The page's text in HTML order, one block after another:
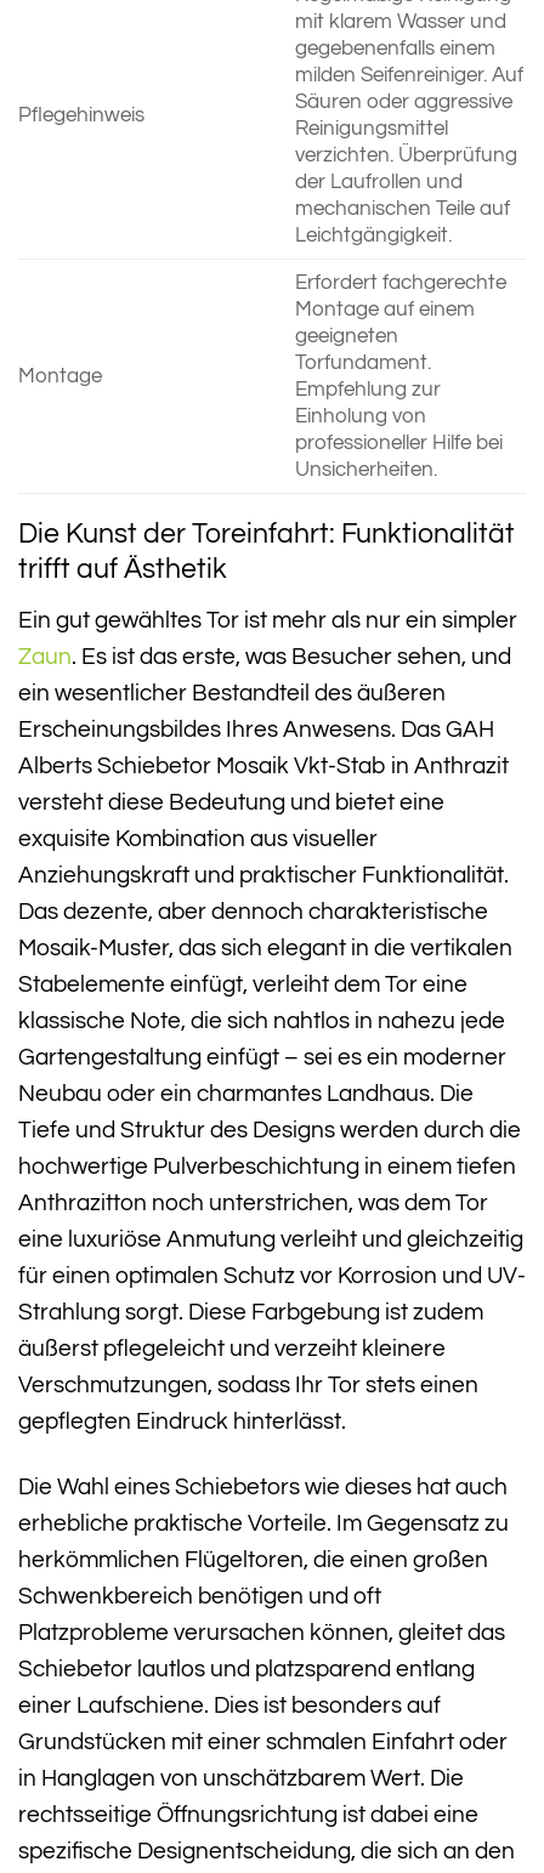
Pflegehinweis
mit klarem Wasser und
gegebenenfalls einem
milden Seifenreiniger. Auf
Säuren oder aggressive
Reinigungsmittel
verzichten. Überprüfung
der Laufrollen und
mechanischen Teile auf
Leichtgängigkeit.
Montage
Erfordert fachgerechte
Montage auf einem
geeigneten
Torfundament.
Empfehlung zur
Einholung von
professioneller Hilfe bei
Unsicherheiten.
Die Kunst der Toreinfahrt: Funktionalität
trifft auf Ästhetik
Ein gut gewähltes Tor ist mehr als nur ein simpler
Zaun. Es ist das erste, was Besucher sehen, und
ein wesentlicher Bestandteil des äußeren
Erscheinungsbildes Ihres Anwesens. Das GAH
Alberts Schiebetor Mosaik Vkt-Stab in Anthrazit
versteht diese Bedeutung und bietet eine
exquisite Kombination aus visueller
Anziehungskraft und praktischer Funktionalität.
Das dezente, aber dennoch charakteristische
Mosaik-Muster, das sich elegant in die vertikalen
Stabelemente einfügt, verleiht dem Tor eine
klassische Note, die sich nahtlos in nahezu jede
Gartengestaltung einfügt – sei es ein moderner
Neubau oder ein charmantes Landhaus. Die
Tiefe und Struktur des Designs werden durch die
hochwertige Pulverbeschichtung in einem tiefen
Anthrazitton noch unterstrichen, was dem Tor
eine luxuriöse Anmutung verleiht und gleichzeitig
für einen optimalen Schutz vor Korrosion und UV-
Strahlung sorgt. Diese Farbgebung ist zudem
äußerst pflegeleicht und verzeiht kleinere
Verschmutzungen, sodass Ihr Tor stets einen
gepflegten Eindruck hinterlässt.
Die Wahl eines Schiebetors wie dieses hat auch
erhebliche praktische Vorteile. Im Gegensatz zu
herkömmlichen Flügeltoren, die einen großen
Schwenkbereich benötigen und oft
Platzprobleme verursachen können, gleitet das
Schiebetor lautlos und platzsparend entlang
einer Laufschiene. Dies ist besonders auf
Grundstücken mit einer schmalen Einfahrt oder
in Hanglagen von unschätzbarem Wert. Die
rechtsseitige Öffnungsrichtung ist dabei eine
spezifische Designentscheidung, die sich an den